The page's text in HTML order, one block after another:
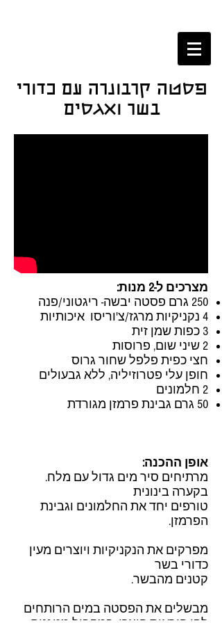
פסטה קרבונרה עם כדורי
בשר ואגסים
מצרכים ל-2 מנות:
250 גרם פסטה יבשה- ריגטוני/פנה
4 נקניקיות מרגז/צ'וריסו איכותיות
3 כפות שמן זית
2 שיני שום, פרוסות
חצי כפית פלפל שחור גרוס
חופן עלי פטרוזיליה, ללא גבעולים
2 חלמונים
50 גרם גבינת פרמזן מגורדת
אופן ההכנה:
מרתיחים סיר מים גדול עם מלח.
בקערה בינונית
טורפים יחד את החלמונים וגבינת
הפרמזן.
מפרקים את הנקניקיות ויוצרים מעין
כדורי בשר
קטנים מהבשר.
מבשלים את הפסטה במים הרותחים